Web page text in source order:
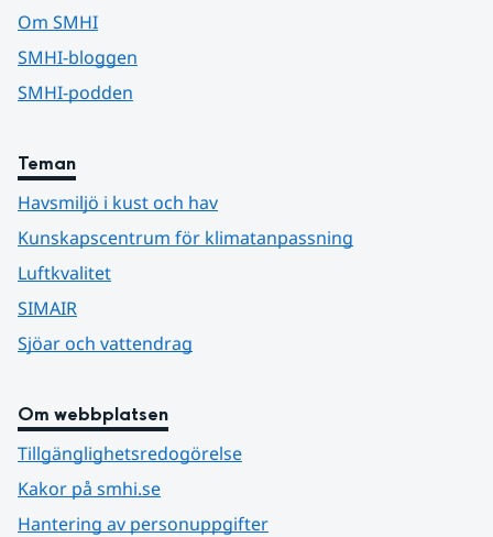
Om SMHI
SMHI-bloggen
SMHI-podden
Teman
Havsmiljö i kust och hav
Kunskapscentrum för klimatanpassning
Luftkvalitet
SIMAIR
Sjöar och vattendrag
Om webbplatsen
Tillgänglighetsredogörelse
Kakor på smhi.se
Hantering av personuppgifter